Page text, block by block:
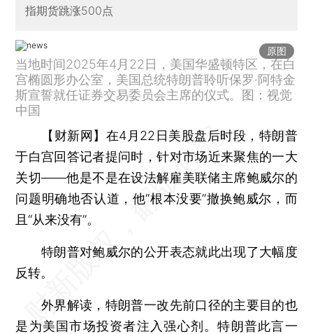
指期货跳涨500点
原图
当地时间2025年4月22日，美国华盛顿特区，在白
宫椭圆形办公室，美国总统特朗普聆听保罗·阿特金
斯宣誓就任证券交易委员会主席的仪式。图：视觉
中国
【财新网】 在4月22日美股盘后时段，特朗普
于白宫回答记者提问时，针对市场近来聚焦的一大
关切——他是不是在设法解雇美联储主席鲍威尔的
问题明确地否认道，他“根本没要”撤换鲍威尔，而
且“从来没有”。
特朗普对鲍威尔的公开表态就此出现了大幅度
反转。
外界解读，特朗普一改先前口径的主要目的也
是为美国市场投资者注入强心剂。特朗普此言一